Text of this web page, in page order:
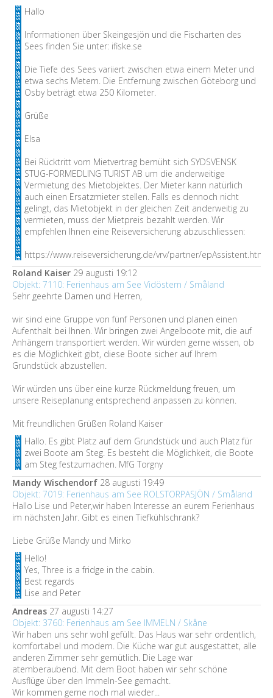
Hallo
Informationen über Skeingesjön und die Fischarten des
Sees finden Sie unter: ifiske.se
Die Tiefe des Sees variiert zwischen etwa einem Meter und
etwa sechs Metern. Die Entfernung zwischen Göteborg und
Osby beträgt etwa 250 Kilometer.
Grüße
Elsa
Bei Rücktritt vom Mietvertrag bemüht sich SYDSVENSK
STUG-FÖRMEDLING TURIST AB um die anderweitige
Vermietung des Mietobjektes. Der Mieter kann natürlich
auch einen Ersatzmieter stellen. Falls es dennoch nicht
gelingt, das Mietobjekt in der gleichen Zeit anderweitig zu
vermieten, muss der Mietpreis bezahlt werden. Wir
empfehlen Ihnen eine Reiseversicherung abzuschliessen:
https://www.reiseversicherung.de/vrv/partner/
Roland Kaiser 29 augusti 19:12
Objekt: 7110: Ferienhaus am See Vidöstern / Småland
Sehr geehrte Damen und Herren,
wir sind eine Gruppe von fünf Personen und planen einen
Aufenthalt bei Ihnen. Wir bringen zwei Angelboote mit, die auf
Anhängern transportiert werden. Wir würden gerne wissen, ob
es die Möglichkeit gibt, diese Boote sicher auf Ihrem
Grundstück abzustellen.
Wir würden uns über eine kurze Rückmeldung freuen, um
unsere Reiseplanung entsprechend anpassen zu können.
Mit freundlichen Grüßen Roland Kaiser
Hallo. Es gibt Platz auf dem Grundstück und auch Platz für
zwei Boote am Steg. Es besteht die Möglichkeit, die Boote
am Steg festzumachen. MfG Torgny
Mandy Wischendorf 28 augusti 19:49
Objekt: 7019: Ferienhaus am See ROLSTORPASJÖN / Småland
Hallo Lise und Peter,wir haben Interesse an eurem Ferienhaus
im nächsten Jahr. Gibt es einen Tiefkühlschrank?
Liebe Grüße Mandy und Mirko
Hello!
Yes, Three is a fridge in the cabin.
Best regards
Lise and Peter
Andreas 27 augusti 14:27
Objekt: 3760: Ferienhaus am See IMMELN / Skåne
Wir haben uns sehr wohl gefüllt. Das Haus war sehr ordentlich,
komfortabel und modern. Die Küche war gut ausgestattet, alle
anderen Zimmer sehr gemütlich. Die Lage war
atemberaubend. Mit dem Boot haben wir sehr schöne
Ausflüge über den Immeln-See gemacht.
Wir kommen gerne noch mal wieder...